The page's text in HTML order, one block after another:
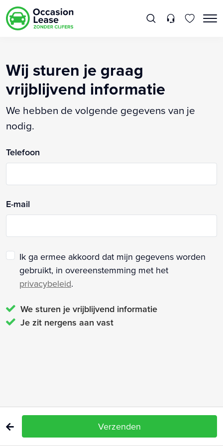
Wij sturen je graag
vrijblijvend informatie
We hebben de volgende gegevens van je
nodig.
Telefoon
E-mail
Ik ga ermee akkoord dat mijn gegevens worden
gebruikt, in overeenstemming met het
privacybeleid.
We sturen je vrijblijvend informatie
Je zit nergens aan vast
Verzenden